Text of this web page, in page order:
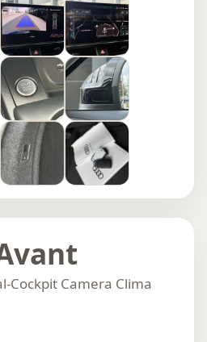
Cockpit Camera Clima